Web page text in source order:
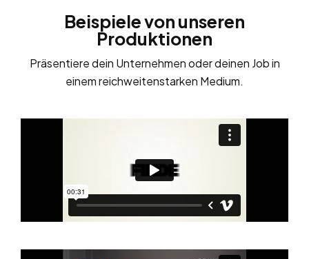
Beispiele von unseren
Produktionen
Präsentiere dein Unternehmen oder deinen Job in
einem reichweitenstarken Medium.